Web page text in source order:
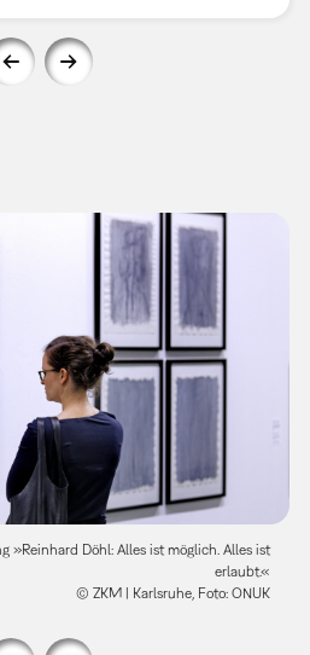
»Reinhard Döhl: Alles ist möglich. Alles ist
erlaubt.«
© ZKM | Karlsruhe, Foto: ONUK